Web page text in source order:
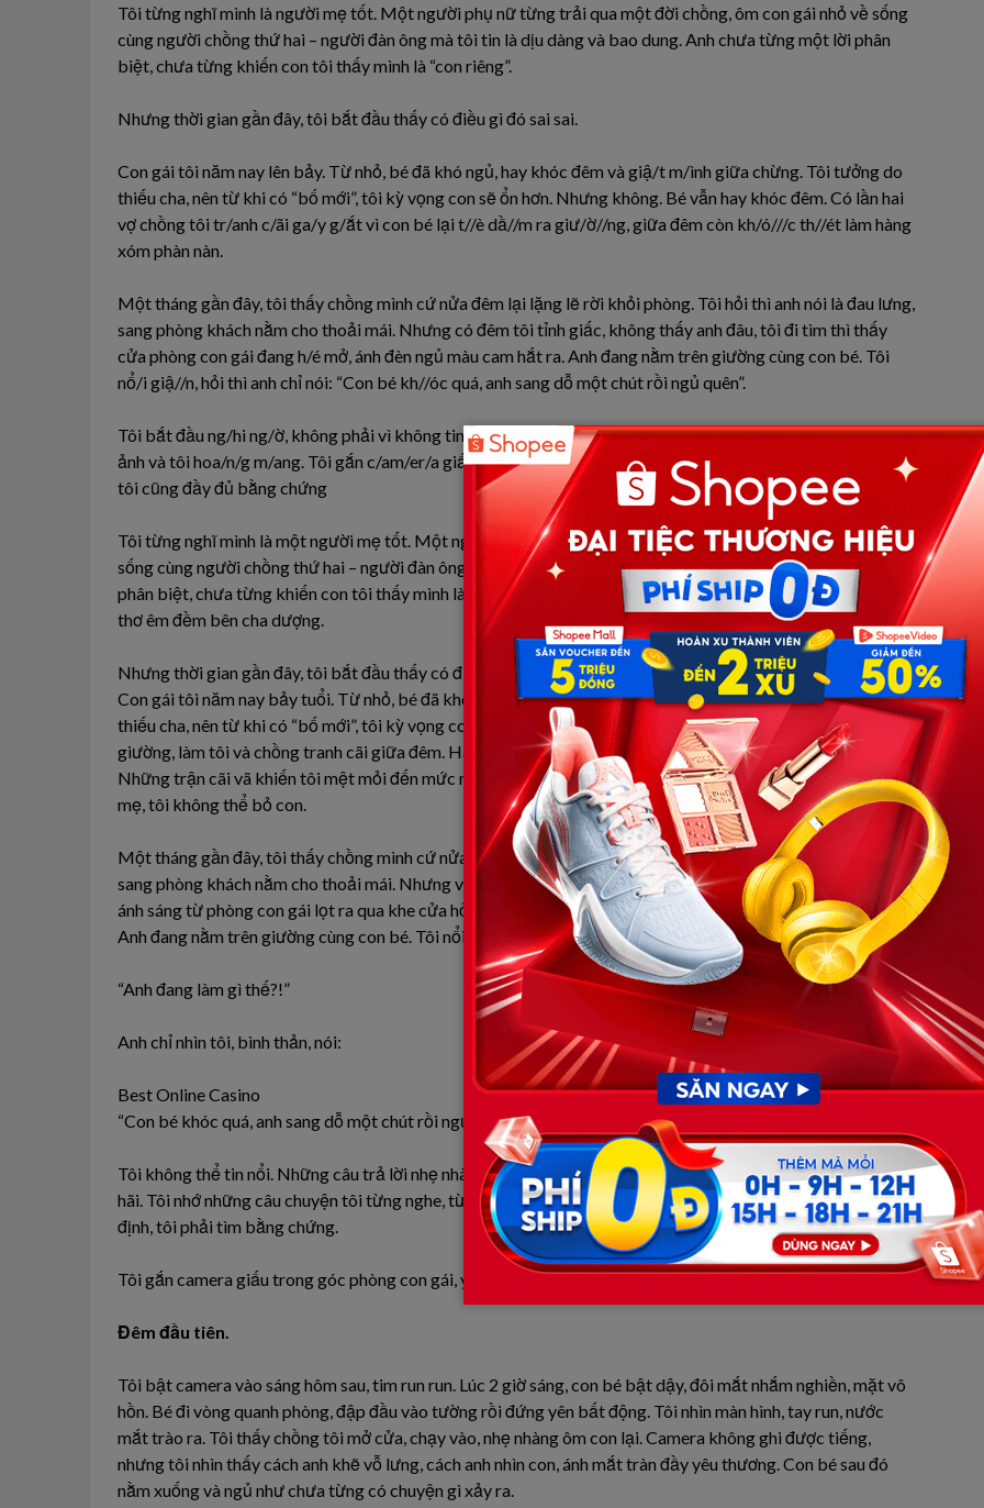
Tôi từng nghĩ mình là người mẹ tốt. Một người phụ nữ từng trải qua một đời chồng, ôm con gái nhỏ về sống
cùng người chồng thứ hai – người đàn ông mà tôi tin là dịu dàng và bao dung. Anh chưa từng một lời phân
biệt, chưa từng khiến con tôi thấy mình là “con riêng”.
Nhưng thời gian gần đây, tôi bắt đầu thấy có điều gì đó sai sai.
Con gái tôi năm nay lên bảy. Từ nhỏ, bé đã khó ngủ, hay khóc đêm và giậ/t m/ình giữa chừng. Tôi tưởng do
thiếu cha, nên từ khi có “bố mới”, tôi kỳ vọng con sẽ ổn hơn. Nhưng không. Bé vẫn hay khóc đêm. Có lần hai
vợ chồng tôi tr/anh c/ãi ga/y g/ắt vì con bé lại t//è dầ//m ra giư/ờ//ng, giữa đêm còn kh/ó///c th//ét làm hàng
xóm phàn nàn.
Một tháng gần đây, tôi thấy chồng mình cứ nửa đêm lại lặng lẽ rời khỏi phòng. Tôi hỏi thì anh nói là đau lưng,
sang phòng khách nằm cho thoải mái. Nhưng có đêm tôi tỉnh giấc, không thấy anh đâu, tôi đi tìm thì thấy
cửa phòng con gái đang h/é mở, ánh đèn ngủ màu cam hắt ra. Anh đang nằm trên giường cùng con bé. Tôi
nổ/i giậ//n, hỏi thì anh chỉ nói: “Con bé kh//óc quá, anh sang dỗ một chút rồi ngủ quên”.
Tôi bắt đầu ng/hi ng/ờ, không phải vì không tin chồng, mà vì tôi sợ. Tôi đã từng nghe nhiều câu chuyện ám
ảnh và tôi hoa/n/g m/ang. Tôi gắn c/am/er/a giấu trong góc phòng con bé, để nhỡ có điều không hay thật thì
tôi cũng đầy đủ bằng chứng
Tôi từng nghĩ mình là một người mẹ tốt. Một người phụ nữ từng trải qua một đời chồng, ôm con gái nhỏ về
sống cùng người chồng thứ hai – người đàn ông mà tôi tin là dịu dàng và bao dung. Anh chưa từng một lời
phân biệt, chưa từng khiến con tôi thấy mình là “con riêng”. Tôi tự nhủ: may mắn thật, con bé sẽ có một tuổi
thơ êm đềm bên cha dượng.
Nhưng thời gian gần đây, tôi bắt đầu thấy có điều gì đó sai sai.
Con gái tôi năm nay bảy tuổi. Từ nhỏ, bé đã khó ngủ, hay khóc đêm và giật mình giữa chừng. Tôi tưởng do
thiếu cha, nên từ khi có “bố mới”, tôi kỳ vọng con sẽ ổn hơn. Nhưng không. Bé vẫn hay khóc thét, tè dầm ra
giường, làm tôi và chồng tranh cãi giữa đêm. Hàng xóm đôi khi còn phàn nàn vì tiếng khóc xuyên đêm.
Những trận cãi vã khiến tôi mệt mỏi đến mức muốn bỏ hết mọi thứ và chạy trốn, nhưng tôi không thể. Tôi là
mẹ, tôi không thể bỏ con.
Một tháng gần đây, tôi thấy chồng mình cứ nửa đêm lại lặng lẽ rời khỏi phòng. Tôi hỏi, anh nói là đau lưng,
sang phòng khách nằm cho thoải mái. Nhưng vài đêm liên tiếp, tôi tỉnh giấc, không thấy anh đâu. Một đêm,
ánh sáng từ phòng con gái lọt ra qua khe cửa hở, tôi lặng lẽ bước tới. Tim tôi đập rộn ràng, máu như đông lại.
Anh đang nằm trên giường cùng con bé. Tôi nổi giận, hét lên:
“Anh đang làm gì thế?!”
Anh chỉ nhìn tôi, bình thản, nói:
Best Online Casino
“Con bé khóc quá, anh sang dỗ một chút rồi ngủ quên.”
Tôi không thể tin nổi. Những câu trả lời nhẹ nhàng ấy như gươm đâm vào tim tôi. Tôi vừa muốn tin, vừa sợ
hãi. Tôi nhớ những câu chuyện tôi từng nghe, từng đọc, từng thấy trên báo… và nỗi sợ ấy bùng lên. Tôi quyết
định, tôi phải tìm bằng chứng.
Tôi gắn camera giấu trong góc phòng con gái, yên tâm rằng nếu có điều gì không hay, tôi sẽ có bằng chứng.
Đêm đầu tiên.
Tôi bật camera vào sáng hôm sau, tim run run. Lúc 2 giờ sáng, con bé bật dậy, đôi mắt nhắm nghiền, mặt vô
hồn. Bé đi vòng quanh phòng, đập đầu vào tường rồi đứng yên bất động. Tôi nhìn màn hình, tay run, nước
mắt trào ra. Tôi thấy chồng tôi mở cửa, chạy vào, nhẹ nhàng ôm con lại. Camera không ghi được tiếng,
nhưng tôi nhìn thấy cách anh khẽ vỗ lưng, cách anh nhìn con, ánh mắt tràn đầy yêu thương. Con bé sau đó
nằm xuống và ngủ như chưa từng có chuyện gì xảy ra.